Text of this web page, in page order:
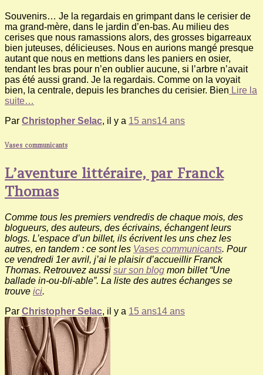
Souvenirs… Je la regardais en grimpant dans le cerisier de
ma grand-mère, dans le jardin d’en-bas. Au milieu des
cerises que nous ramassions alors, des grosses bigarreaux
bien juteuses, délicieuses. Nous en aurions mangé presque
autant que nous en mettions dans les paniers en osier,
tendant les bras pour n’en oublier aucune, si l’arbre n’avait
pas été aussi grand. Je la regardais. Comme on la voyait
bien, la centrale, depuis les branches du cerisier. Bien Lire la
suite…
Par Christopher Selac, il y a 15 ans14 ans
Vases communicants
L’aventure littéraire, par Franck
Thomas
Comme tous les premiers vendredis de chaque mois, des
blogueurs, des auteurs, des écrivains, échangent leurs
blogs. L’espace d’un billet, ils écrivent les uns chez les
autres, en tandem : ce sont les Vases communicants. Pour
ce vendredi 1er avril, j’ai le plaisir d’accueillir Franck
Thomas. Retrouvez aussi sur son blog mon billet “Une
ballade in-ou-bli-able”. La liste des autres échanges se
trouve ici.
Par Christopher Selac, il y a 15 ans14 ans